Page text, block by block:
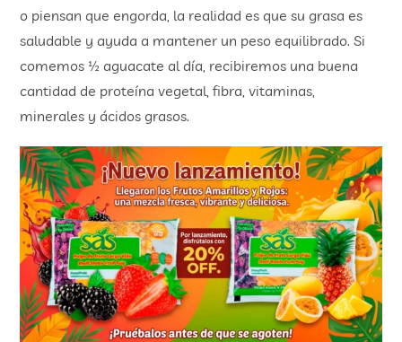
o piensan que engorda, la realidad es que su grasa es
saludable y ayuda a mantener un peso equilibrado. Si
comemos ½ aguacate al día, recibiremos una buena
cantidad de proteína vegetal, fibra, vitaminas,
minerales y ácidos grasos.